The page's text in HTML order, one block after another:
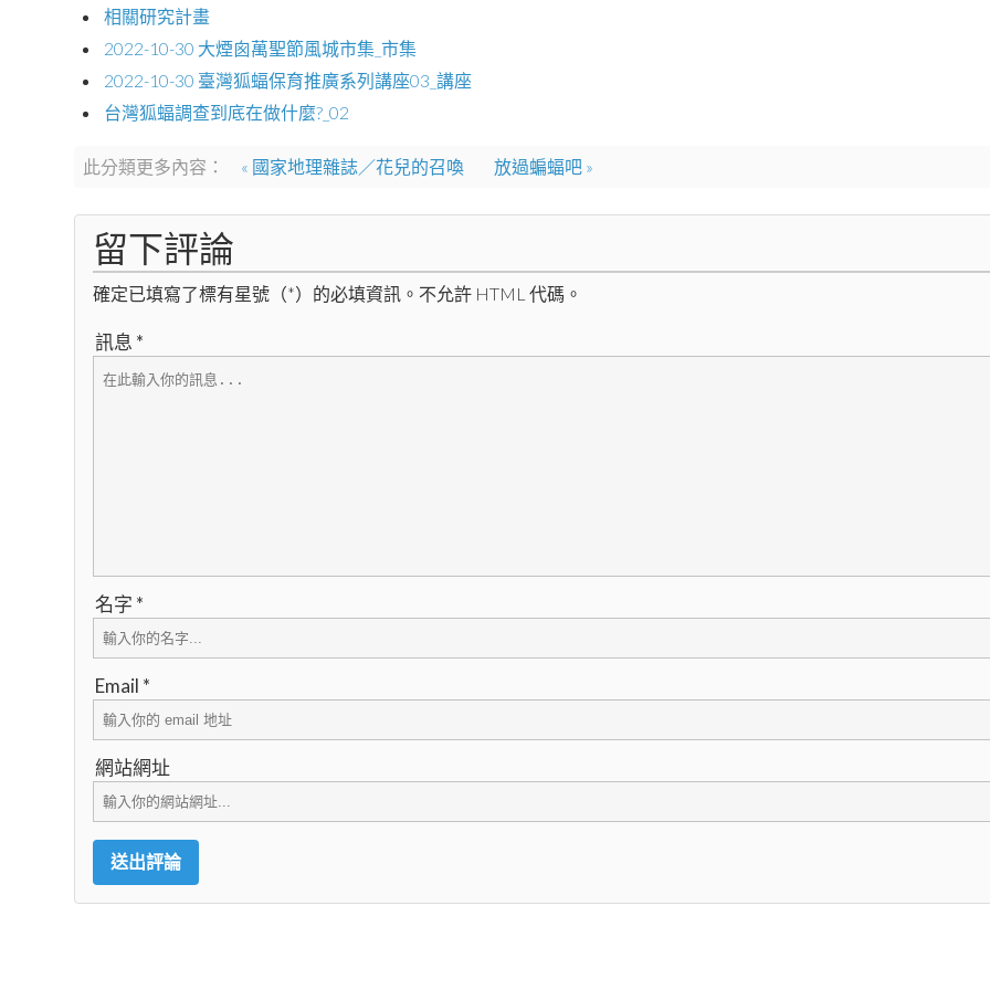
相關研究計畫
2022-10-30 大煙囪萬聖節風城市集_市集
2022-10-30 臺灣狐蝠保育推廣系列講座03_講座
台灣狐蝠調查到底在做什麼?_02
此分類更多內容： « 國家地理雜誌／花兒的召喚 放過蝙蝠吧 »
留下評論
確定已填寫了標有星號（*）的必填資訊。不允許 HTML 代碼。
訊息 *
名字 *
Email *
網站網址